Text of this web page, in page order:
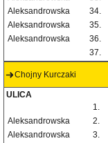
Aleksandrowska
34.
Aleksandrowska
35.
Aleksandrowska
36.
37.
Chojny Kurczaki
ULICA
1.
Aleksandrowska
2.
Aleksandrowska
3.